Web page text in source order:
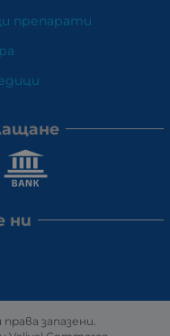
препарати
ни
запазени.